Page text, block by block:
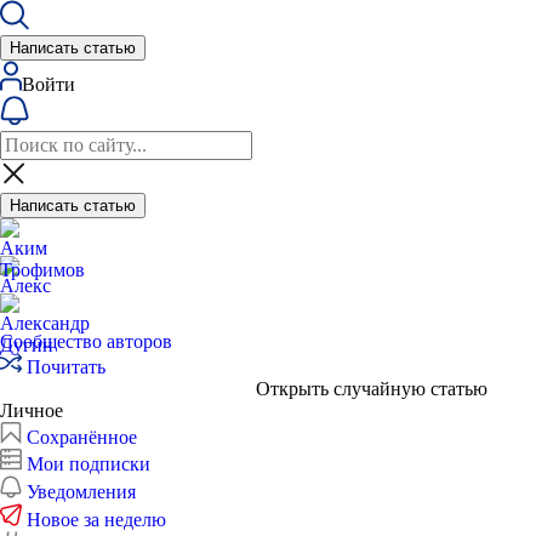
Написать статью
Войти
Написать статью
Сообщество авторов
Почитать
Открыть случайную статью
Личное
Сохранённое
Мои подписки
Уведомления
Новое за неделю